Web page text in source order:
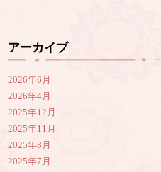
アーカイブ
2026年6月
2026年4月
2025年12月
2025年11月
2025年8月
2025年7月